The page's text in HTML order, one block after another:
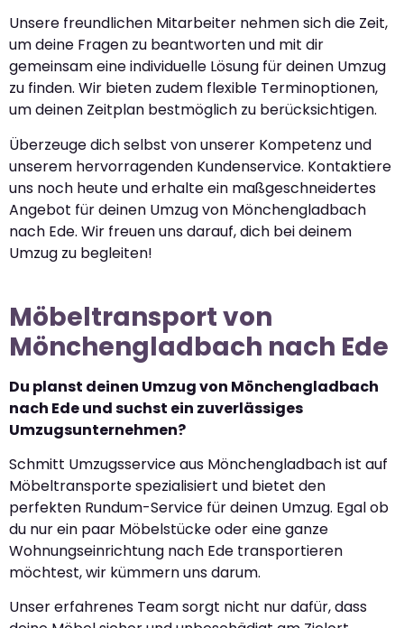
Unsere freundlichen Mitarbeiter nehmen sich die Zeit,
um deine Fragen zu beantworten und mit dir
gemeinsam eine individuelle Lösung für deinen Umzug
zu finden. Wir bieten zudem flexible Terminoptionen,
um deinen Zeitplan bestmöglich zu berücksichtigen.
Überzeuge dich selbst von unserer Kompetenz und
unserem hervorragenden Kundenservice. Kontaktiere
uns noch heute und erhalte ein maßgeschneidertes
Angebot für deinen Umzug von Mönchengladbach
nach Ede. Wir freuen uns darauf, dich bei deinem
Umzug zu begleiten!
Möbeltransport von
Mönchengladbach nach Ede
Du planst deinen Umzug von Mönchengladbach
nach Ede und suchst ein zuverlässiges
Umzugsunternehmen?
Schmitt Umzugsservice aus Mönchengladbach ist auf
Möbeltransporte spezialisiert und bietet den
perfekten Rundum-Service für deinen Umzug. Egal ob
du nur ein paar Möbelstücke oder eine ganze
Wohnungseinrichtung nach Ede transportieren
möchtest, wir kümmern uns darum.
Unser erfahrenes Team sorgt nicht nur dafür, dass